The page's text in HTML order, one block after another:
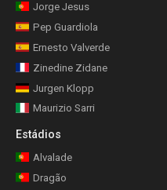
Jorge Jesus
Pep Guardiola
Ernesto Valverde
Zinedine Zidane
Jurgen Klopp
Maurizio Sarri
Estádios
Alvalade
Dragão